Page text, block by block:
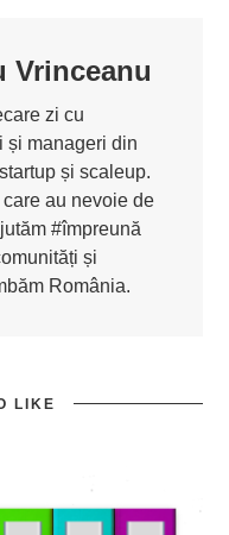
Vrinceanu
zi cu
și manageri din
și scaleup.
au nevoie de
#împreună
și
România.
LIKE